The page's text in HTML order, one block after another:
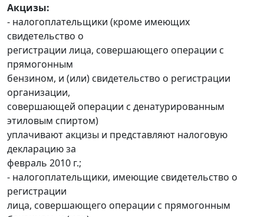
Акцизы:
- налогоплательщики (кроме имеющих
свидетельство о
регистрации лица, совершающего операции с
прямогонным
бензином, и (или) свидетельство о регистрации
организации,
совершающей операции с денатурированным
этиловым спиртом)
уплачивают акцизы и представляют налоговую
декларацию за
февраль 2010 г.;
- налогоплательщики, имеющие свидетельство о
регистрации
лица, совершающего операции с прямогонным